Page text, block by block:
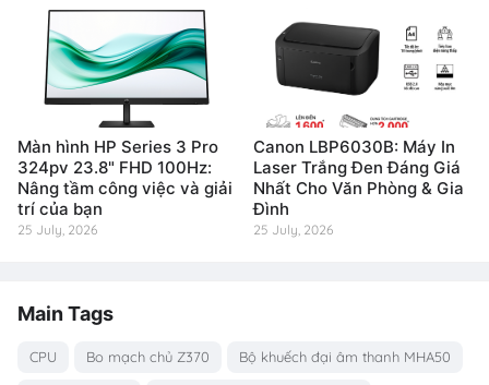
Màn hình HP Series 3 Pro
324pv 23.8" FHD 100Hz:
Nâng tầm công việc và giải
trí của bạn
25 July, 2026
Canon LBP6030B: Máy In
Laser Trắng Đen Đáng Giá
Nhất Cho Văn Phòng & Gia
Đình
25 July, 2026
Main Tags
CPU Bo mạch chủ Z370 Bộ khuếch đại âm thanh MHA50